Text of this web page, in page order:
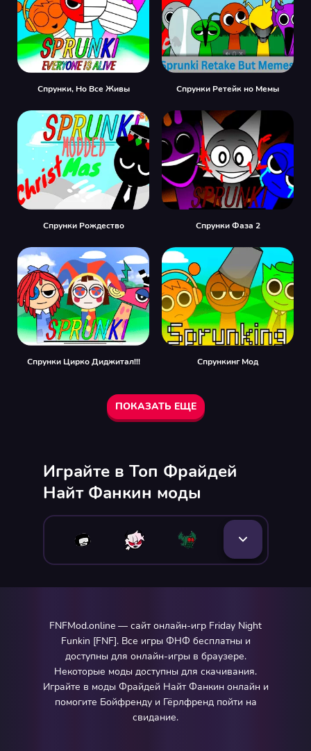
Спрунки, Но Все Живы Спрунки Ретейк но Мемы
Спрунки Рождество Спрунки Фаза 2
Спрунки Цирко Диджитал!!! Спрункинг Мод
ПОКАЗАТЬ ЕЩЕ
Играйте в Топ Фрайдей
Найт Фанкин моды
FNFMod.online — сайт онлайн-игр Friday Night
Funkin [FNF]. Все игры ФНФ бесплатны и
доступны для онлайн-игры в браузере.
Некоторые моды доступны для скачивания.
Играйте в моды Фрайдей Найт Фанкин онлайн и
помогите Бойфренду и Гёрлфренд пойти на
свидание.